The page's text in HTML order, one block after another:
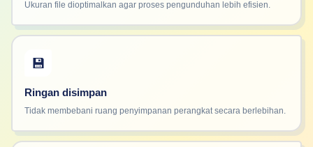
Ukuran file dioptimalkan agar proses pengunduhan lebih efisien.
💾
Ringan disimpan
Tidak membebani ruang penyimpanan perangkat secara berlebihan.